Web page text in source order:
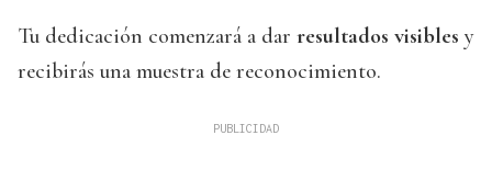
Tu dedicación comenzará a dar resultados visibles y
recibirás una muestra de reconocimiento.